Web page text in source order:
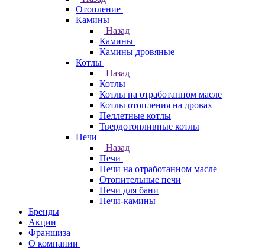
Отопление
Камины
Назад
Камины
Камины дровяные
Котлы
Назад
Котлы
Котлы на отработанном масле
Котлы отопления на дровах
Пеллетные котлы
Твердотопливные котлы
Печи
Назад
Печи
Печи на отработанном масле
Отопительные печи
Печи для бани
Печи-камины
Бренды
Акции
Франшиза
О компании